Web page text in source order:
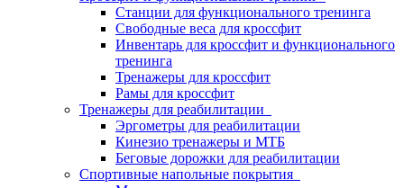
Станции для функционального тренинга
Свободные веса для кроссфит
Инвентарь для кроссфит и функционального
тренинга
Тренажеры для кроссфит
Рамы для кроссфит
Тренажеры для реабилитации
Эргометры для реабилитации
Кинезио тренажеры и МТБ
Беговые дорожки для реабилитации
Спортивные напольные покрытия